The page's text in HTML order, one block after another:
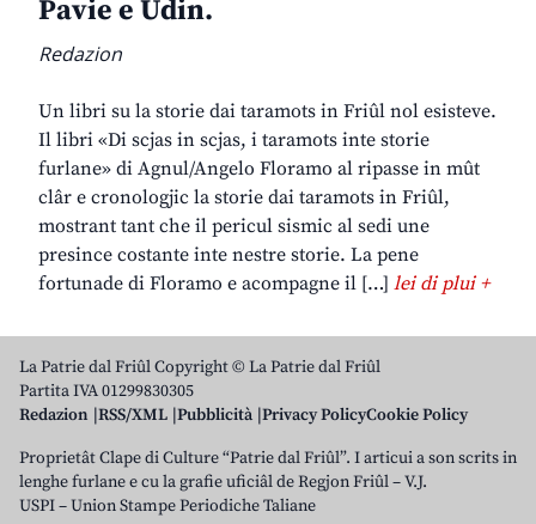
Pavie e Udin.
Redazion
Un libri su la storie dai taramots in Friûl nol esisteve.
Il libri «Di scjas in scjas, i taramots inte storie
furlane» di Agnul/Angelo Floramo al ripasse in mût
clâr e cronologjic la storie dai taramots in Friûl,
mostrant tant che il pericul sismic al sedi une
presince costante inte nestre storie. La pene
fortunade di Floramo e acompagne il […] lei di plui +
La Patrie dal Friûl Copyright © La Patrie dal Friûl
Partita IVA 01299830305
Redazion RSS/XML Pubblicità Privacy PolicyCookie Policy
Proprietât Clape di Culture “Patrie dal Friûl”. I articui a son scrits in
lenghe furlane e cu la grafie uficiâl de Regjon Friûl – V.J.
USPI – Union Stampe Periodiche Taliane